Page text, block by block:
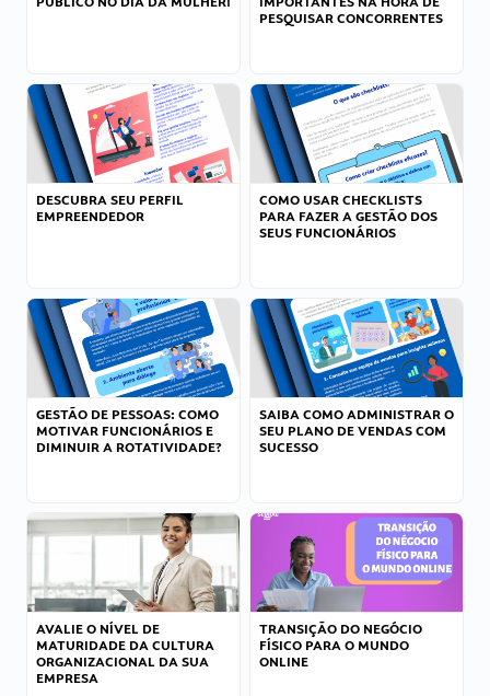
PESQUISAR CONCORRENTES
DESCUBRA SEU PERFIL
EMPREENDEDOR
COMO USAR CHECKLISTS
PARA FAZER A GESTÃO DOS
SEUS FUNCIONÁRIOS
GESTÃO DE PESSOAS: COMO
MOTIVAR FUNCIONÁRIOS E
DIMINUIR A ROTATIVIDADE?
SAIBA COMO ADMINISTRAR O
SEU PLANO DE VENDAS COM
SUCESSO
AVALIE O NÍVEL DE
MATURIDADE DA CULTURA
ORGANIZACIONAL DA SUA
EMPRESA
TRANSIÇÃO DO NEGÓCIO
FÍSICO PARA O MUNDO
ONLINE